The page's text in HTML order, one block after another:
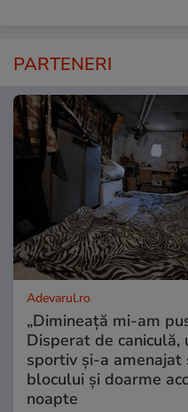
PARTENERI
Adevarul.ro
„Dimineață mi-am
Disperat de caniculă,
sportiv și-a amenajat
blocului și doarme
noapte